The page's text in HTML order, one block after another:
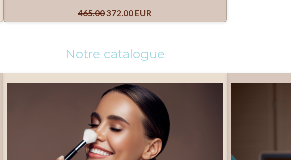
465.00372.00 EUR
Notre catalogue